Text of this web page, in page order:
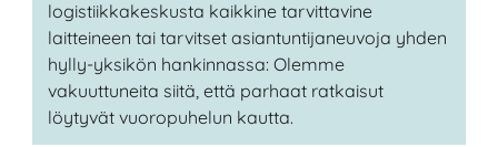
logistiikkakeskusta kaikkine tarvittavine
laitteineen tai tarvitset asiantuntijaneuvoja yhden
hylly-yksikön hankinnassa: Olemme
vakuuttuneita siitä, että parhaat ratkaisut
löytyvät vuoropuhelun kautta.